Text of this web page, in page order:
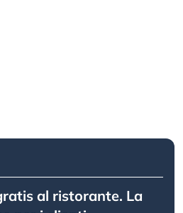
al ristorante. La